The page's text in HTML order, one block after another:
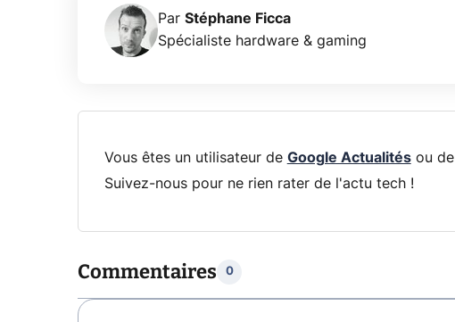
Par Stéphane Ficca
Spécialiste hardware & gaming
Vous êtes un utilisateur de Google Actualitésou de
Suivez-nous pour ne rien rater de l'actu tech !
Commentaires 0